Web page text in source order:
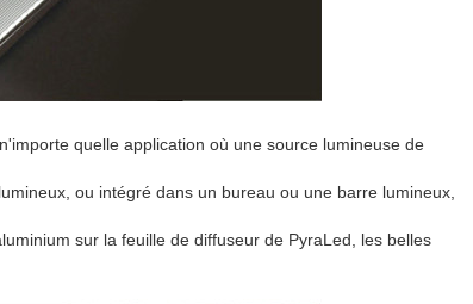
quelle application où une source lumineuse de
ou intégré dans un bureau ou une barre lumineux,
sur la feuille de diffuseur de PyraLed, les belles